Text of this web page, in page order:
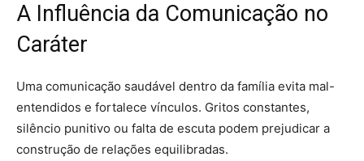
A Influência da Comunicação no
Caráter
Uma comunicação saudável dentro da família evita mal-
entendidos e fortalece vínculos. Gritos constantes,
silêncio punitivo ou falta de escuta podem prejudicar a
construção de relações equilibradas.